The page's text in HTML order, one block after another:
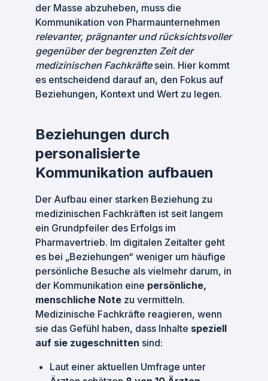
der Masse abzuheben, muss die
Kommunikation von Pharmaunternehmen
relevanter, prägnanter und rücksichtsvoller
gegenüber der begrenzten Zeit der
medizinischen Fachkräftesein. Hier kommt
es entscheidend darauf an, den Fokus auf
Beziehungen, Kontext und Wert zu legen.
Beziehungen durch
personalisierte
Kommunikation aufbauen
Der Aufbau einer starken Beziehung zu
medizinischen Fachkräften ist seit langem
ein Grundpfeiler des Erfolgs im
Pharmavertrieb. Im digitalen Zeitalter geht
es bei „Beziehungen“ weniger um häufige
persönliche Besuche als vielmehr darum, in
der Kommunikation eine persönliche,
menschliche Note zu vermitteln.
Medizinische Fachkräfte reagieren, wenn
sie das Gefühl haben, dass Inhalte speziell
auf sie zugeschnitten sind:
Laut einer aktuellen Umfrage unter